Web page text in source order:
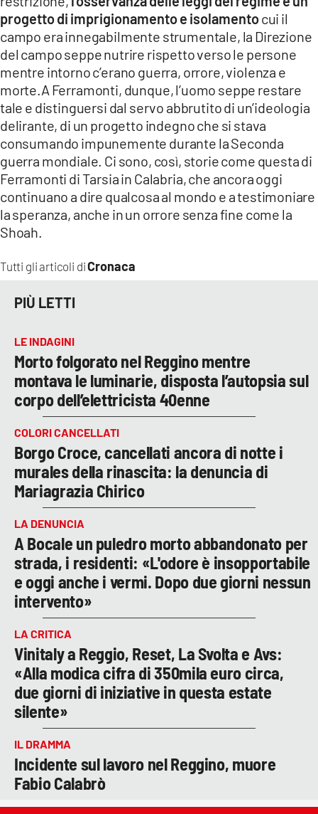
Tutti gli articoli diCronaca
progetto di imprigionamento e isolamentocui il
campo era innegabilmente strumentale, la Direzione
del campo seppe nutrire rispetto verso le persone
mentre intorno c’erano guerra, orrore, violenza e
morte.A Ferramonti, dunque, l’uomo seppe restare
tale e distinguersi dal servo abbrutito di un’ideologia
delirante, di un progetto indegno che si stava
consumando impunemente durante la Seconda
guerra mondiale. Ci sono, così, storie come questa di
Ferramonti di Tarsia in Calabria, che ancora oggi
continuano a dire qualcosa al mondo e a testimoniare
la speranza, anche in un orrore senza fine come la
Shoah.
PIÙ LETTI
LE INDAGINI
Morto folgorato nel Reggino mentre
montava le luminarie, disposta l’autopsia sul
corpo dell’elettricista 40enne
COLORI CANCELLATI
Borgo Croce, cancellati ancora di notte i
murales della rinascita: la denuncia di
Mariagrazia Chirico
LA DENUNCIA
A Bocale un puledro morto abbandonato per
strada, i residenti: «L'odore è insopportabile
e oggi anche i vermi. Dopo due giorni nessun
intervento»
LA CRITICA
Vinitaly a Reggio, Reset, La Svolta e Avs:
«Alla modica cifra di 350mila euro circa,
due giorni di iniziative in questa estate
silente»
IL DRAMMA
Incidente sul lavoro nel Reggino, muore
Fabio Calabrò